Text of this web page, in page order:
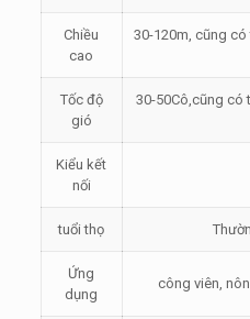
Chiều
cao
30-120m, cũng
Tốc độ
gió
30-50Cô,cũng có
Kiểu kết
nối
tuổi thọ
Ứng
dụng
công viên,